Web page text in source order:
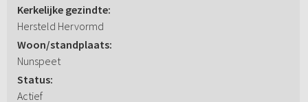
Kerkelijke gezindte:
Hersteld Hervormd
Woon/standplaats:
Nunspeet
Status:
Actief